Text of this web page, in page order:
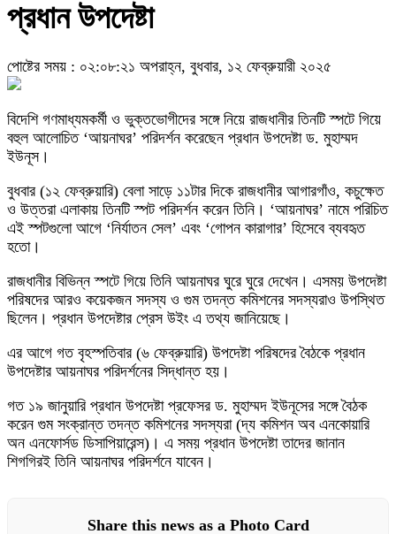
প্রধান উপদেষ্টা
পোষ্টের সময় : ০২:০৮:২১ অপরাহ্ন, বুধবার, ১২ ফেব্রুয়ারী ২০২৫
বিদেশি গণমাধ্যমকর্মী ও ভুক্তভোগীদের সঙ্গে নিয়ে রাজধানীর তিনটি স্পটে গিয়ে
বহুল আলোচিত ‘আয়নাঘর’ পরিদর্শন করেছেন প্রধান উপদেষ্টা ড. মুহাম্মদ
ইউনূস।
বুধবার (১২ ফেব্রুয়ারি) বেলা সাড়ে ১১টার দিকে রাজধানীর আগারগাঁও, কচুক্ষেত
ও উত্তরা এলাকায় তিনটি স্পট পরিদর্শন করেন তিনি। ‘আয়নাঘর’ নামে পরিচিত
এই স্পটগুলো আগে ‘নির্যাতন সেল’ এবং ‘গোপন কারাগার’ হিসেবে ব্যবহৃত
হতো।
রাজধানীর বিভিন্ন স্পটে গিয়ে তিনি আয়নাঘর ঘুরে ঘুরে দেখেন। এসময় উপদেষ্টা
পরিষদের আরও কয়েকজন সদস্য ও গুম তদন্ত কমিশনের সদস্যরাও উপস্থিত
ছিলেন। প্রধান উপদেষ্টার প্রেস উইং এ তথ্য জানিয়েছে।
এর আগে গত বৃহস্পতিবার (৬ ফেব্রুয়ারি) উপদেষ্টা পরিষদের বৈঠকে প্রধান
উপদেষ্টার আয়নাঘর পরিদর্শনের সিদ্ধান্ত হয়।
গত ১৯ জানুয়ারি প্রধান উপদেষ্টা প্রফেসর ড. মুহাম্মদ ইউনূসের সঙ্গে বৈঠক
করেন গুম সংক্রান্ত তদন্ত কমিশনের সদস্যরা (দ্য কমিশন অব এনকোয়ারি
অন এনফোর্সড ডিসাপিয়ারেন্স)। এ সময় প্রধান উপদেষ্টা তাদের জানান
শিগগিরই তিনি আয়নাঘর পরিদর্শনে যাবেন।
Share this news as a Photo Card